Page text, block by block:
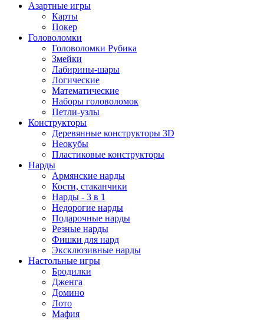
Азартные игры
Карты
Покер
Головоломки
Головоломки Рубика
Змейки
Лабирины-шары
Логические
Математические
Наборы головоломок
Петли-узлы
Конструкторы
Деревянные конструкторы 3D
Неокубы
Пластиковые конструкторы
Нарды
Армянские нарды
Кости, стаканчики
Нарды - 3 в 1
Недорогие нарды
Подарочные нарды
Резные нарды
Фишки для нард
Эксклюзивные нарды
Настольные игры
Бродилки
Дженга
Домино
Лото
Мафия